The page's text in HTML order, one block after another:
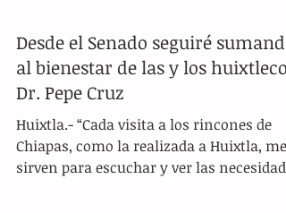
Desde el Senado seguiré sumando
al bienestar de las y los
Dr. Pepe Cruz